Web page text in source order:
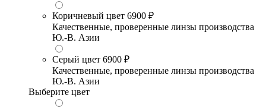
Коричневый цвет 6900 ₽
Качественные, проверенные линзы производства
Ю.-В. Азии
Серый цвет 6900 ₽
Качественные, проверенные линзы производства
Ю.-В. Азии
Выберите цвет